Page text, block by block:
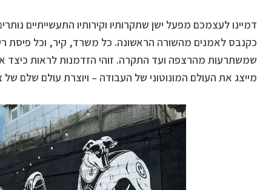
דמיינו לעצמכם מפעל ישן שתקרותיו וקירותיו התעשייתיים
כקנבס לאמנים מהשורה הראשונה. כל משרד, קיר, וכל פיסת
שמשתרעות מהרצפה ועד התקרה. זוהי הזדמנות לראות
מייצג את העולם המונוטוני של העבודה – ויוצרת עולם שלם